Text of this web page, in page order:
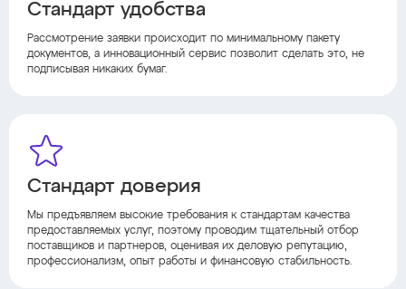
Стандарт удобства
Рассмотрение заявки происходит по минимальному пакету
документов, а инновационный сервис позволит сделать это, не
подписывая никаких бумаг.
Стандарт доверия
Мы предъявляем высокие требования к стандартам качества
предоставляемых услуг, поэтому проводим тщательный отбор
поставщиков и партнеров, оценивая их деловую репутацию,
профессионализм, опыт работы и финансовую стабильность.